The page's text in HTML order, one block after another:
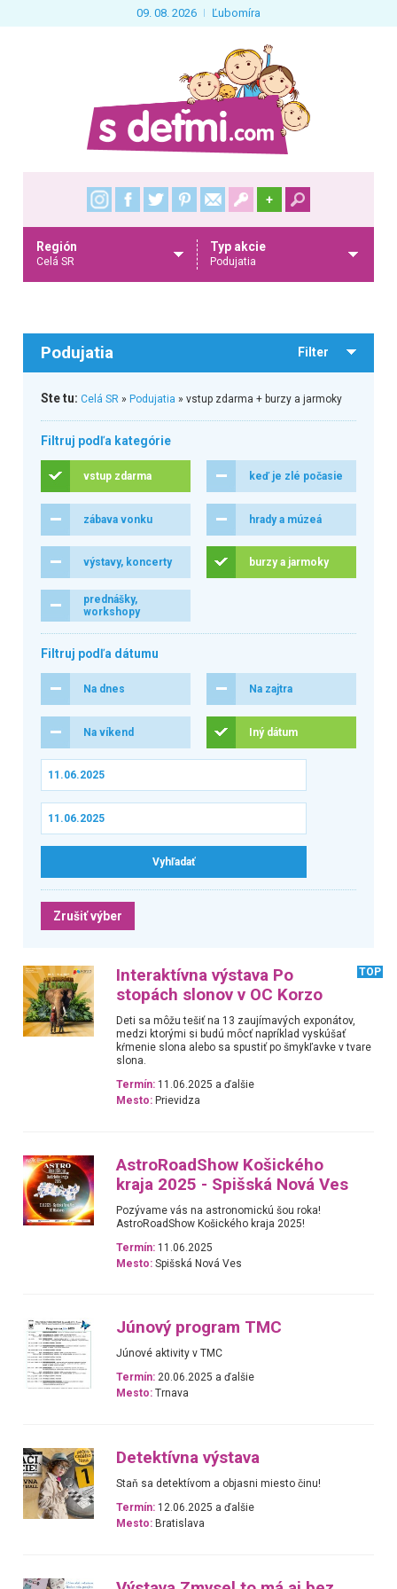
09. 08. 2026 Ľubomíra
+
Región
Celá SR
Typ akcie
Podujatia
Podujatia Filter
Ste tu: Celá SR» Podujatia » vstup zdarma + burzy a jarmoky
Filtruj podľa kategórie
vstup zdarma keď je zlé počasie
zábava vonku hrady a múzeá
výstavy, koncerty burzy a jarmoky
prednášky,
workshopy
Filtruj podľa dátumu
Na dnes Na zajtra
Na víkend Iný dátum
Zrušiť výber
Interaktívna výstava Po
stopách slonov v OC Korzo
TOP
Deti sa môžu tešiť na 13 zaujímavých exponátov,
medzi ktorými si budú môcť napríklad vyskúšať
kŕmenie slona alebo sa spustiť po šmykľavke v tvare
slona.
Termín: 11.06.2025 a ďalšie
Mesto: Prievidza
AstroRoadShow Košického
kraja 2025 - Spišská Nová Ves
Pozývame vás na astronomickú šou roka!
AstroRoadShow Košického kraja 2025!
Termín: 11.06.2025
Mesto: Spišská Nová Ves
Júnový program TMC
Júnové aktivity v TMC
Termín: 20.06.2025 a ďalšie
Mesto: Trnava
Detektívna výstava
Staň sa detektívom a objasni miesto činu!
Termín: 12.06.2025 a ďalšie
Mesto: Bratislava